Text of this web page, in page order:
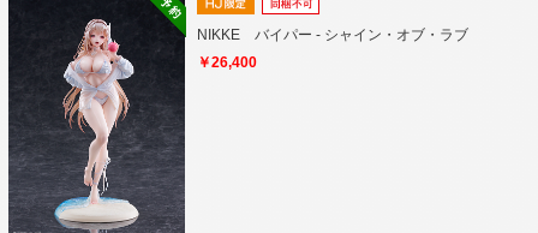
NIKKE バイパー - シャイン・オブ・ラブ
￥26,400